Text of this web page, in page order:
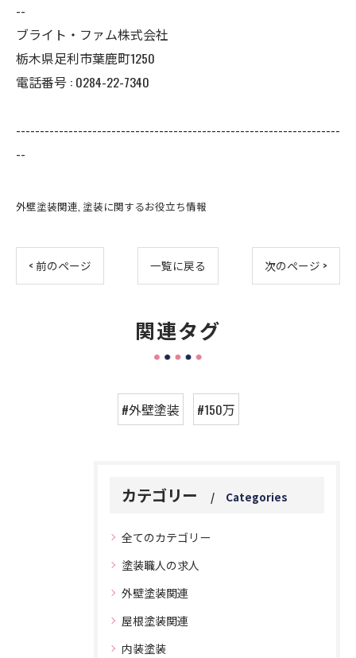
--
ブライト・ファム株式会社
栃木県足利市葉鹿町1250
電話番号 : 0284-22-7340
--------------------------------------------------------------------
--
外壁塗装関連 塗装に関するお役立ち情報
< 前のページ 一覧に戻る 次のページ >
関連タグ
#外壁塗装 #150万
カテゴリー Categories
全てのカテゴリー
塗装職人の求人
外壁塗装関連
屋根塗装関連
内装塗装